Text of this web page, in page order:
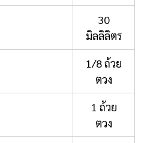
30
มิลลิลิตร
1/8 ถ้วย
ตวง
1 ถ้วย
ตวง